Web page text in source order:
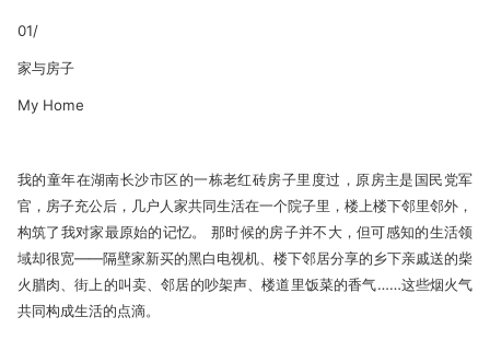
01/
家与房子
My Home
我的童年在湖南长沙市区的一栋老红砖房子里度过，原房主是国民党军
官，房子充公后，几户人家共同生活在一个院子里，楼上楼下邻里邻外，
构筑了我对家最原始的记忆。 那时候的房子并不大，但可感知的生活领
域却很宽——隔壁家新买的黑白电视机、楼下邻居分享的乡下亲戚送的柴
火腊肉、街上的叫卖、邻居的吵架声、楼道里饭菜的香气……这些烟火气
共同构成生活的点滴。